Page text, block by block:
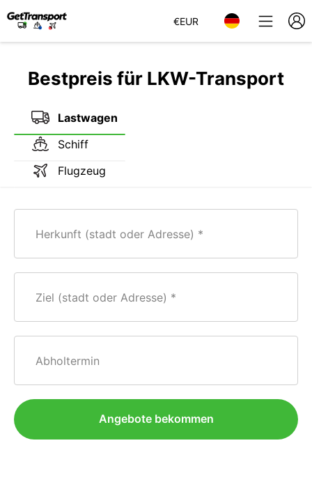
€EUR
Bestpreis für LKW-Transport
Lastwagen
Schiff
Flugzeug
Herkunft (stadt oder Adresse)
Ziel (stadt oder Adresse)
Abholtermin
Angebote bekommen